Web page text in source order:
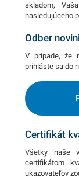
skladom,
nasledujúceho
Odber
V prípade, že
prihláste sa do
Certifikát
Všetky naše
certifikátom
ukazovateľov